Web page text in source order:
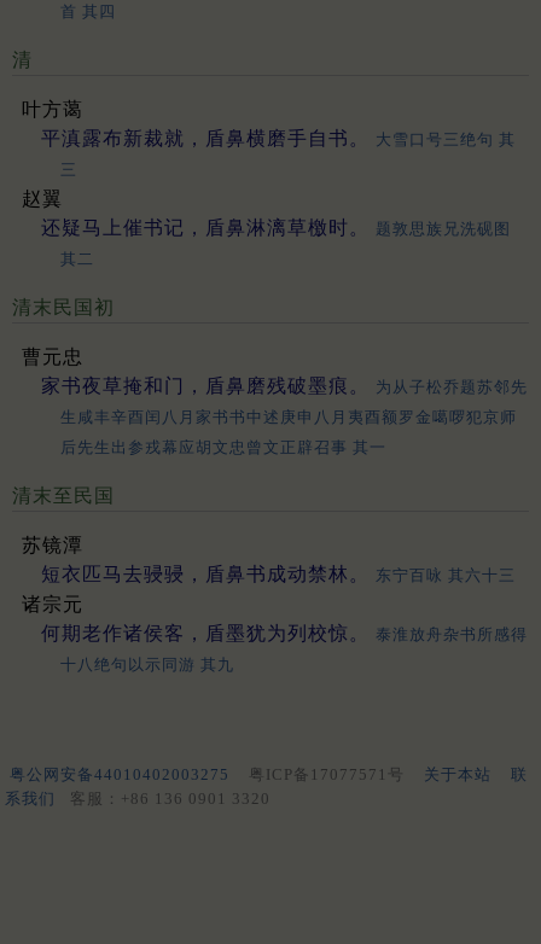
首 其四
清
叶方蔼
平滇露布新裁就，盾鼻横磨手自书。
大雪口号三绝句 其
三
赵翼
还疑马上催书记，盾鼻淋漓草檄时。
题敦思族兄洗砚图
其二
清末民国初
曹元忠
家书夜草掩和门，盾鼻磨残破墨痕。
为从子松乔题苏邻先
生咸丰辛酉闰八月家书书中述庚申八月夷酉额罗金噶啰犯京师
后先生出参戎幕应胡文忠曾文正辟召事 其一
清末至民国
苏镜潭
短衣匹马去骎骎，盾鼻书成动禁林。
东宁百咏 其六十三
诸宗元
何期老作诸侯客，盾墨犹为列校惊。
泰淮放舟杂书所感得
十八绝句以示同游 其九
粤公网安备44010402003275 粤ICP备17077571号 关于本站
联
系我们
客服：+86 136 0901 3320